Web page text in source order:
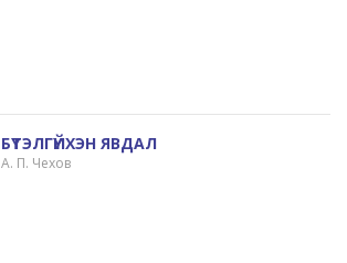
БҮТЭЛГҮЙХЭН ЯВДАЛ
А. П. Чехов